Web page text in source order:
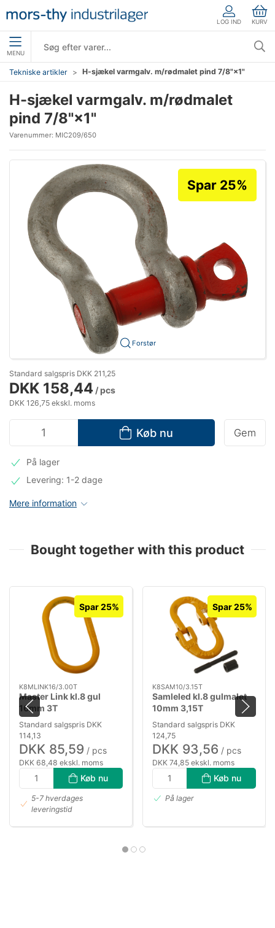
LOG IND KURV
MENU
Tekniske artikler H-sjækel varmgalv. m/rødmalet pind 7/8"×1"
H-sjækel varmgalv. m/rødmalet
pind 7/8"×1"
Varenummer: MIC209/650
Forstør
Spar 25%
Standard salgspris DKK 211,25
DKK 158,44 / pcs
DKK 126,75 ekskl. moms
Køb nu Gem
På lager
Levering: 1-2 dage
Mere information
Bought together with this product
Spar 25%
K8MLINK16/3.00T
Master Link kl.8 gul
16mm 3T
Standard salgspris DKK
114,13
DKK 85,59 / pcs
DKK 68,48 ekskl. moms
Køb nu
5-7 hverdages
leveringstid
Spar 25%
K8SAM10/3.15T
Samleled kl.8 gulmalet
10mm 3,15T
Standard salgspris DKK
124,75
DKK 93,56 / pcs
DKK 74,85 ekskl. moms
Køb nu
På lager